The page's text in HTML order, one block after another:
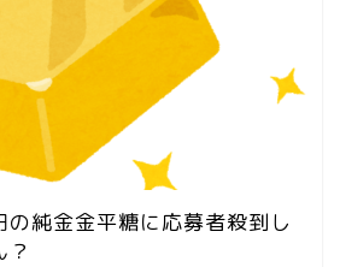
の純金金平糖に応募者殺到し